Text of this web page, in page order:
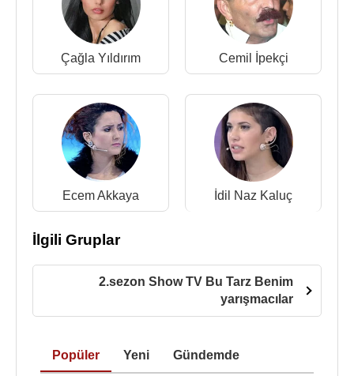
Çağla Yıldırım Cemil İpekçi
Ecem Akkaya İdil Naz Kaluç
İlgili Gruplar
2.sezon Show TV Bu Tarz Benim
yarışmacılar
Popüler Yeni Gündemde